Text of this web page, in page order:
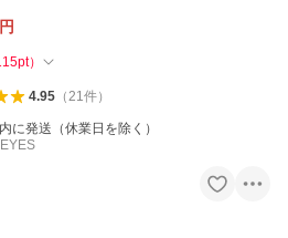
円
pt）
4.95（21件）
に発送（休業日を除く）